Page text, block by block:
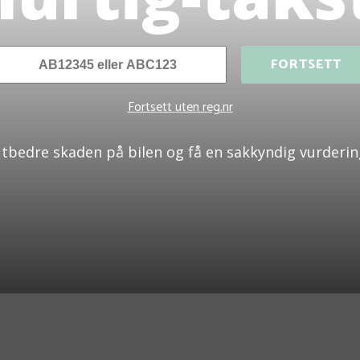
FORTSETT
Fortsett uten reg.nr
skaden på bilen og få en sakkyndig